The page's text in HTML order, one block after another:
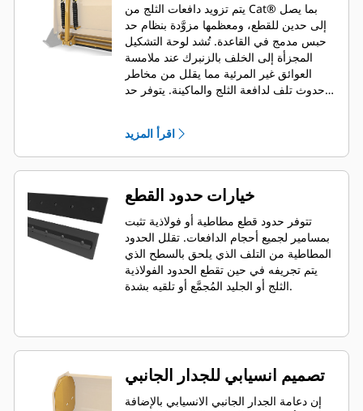
يتم تزويد دافعات الثلج من Cat® بما يصل
إلى حدين للقطع، ومعظمها مزوَّدة بنظام حد
حبس مدمج في القاعدة. تُشد لوحة التشكيل
المجزأة إلى الخلف بالزنبرك عند ملامسة
العوائق غير المرئية مما يقلل من مخاطر
حدوث تلف لدافعة الثلج والماكينة. يتوفر حد
قدمًا) تناسب جميع الموديلات التي تستخدم
قارنة توصيل انزلاقية.
اقرأ المزيد
خيارات حدود القطع
تتوفر حدود قطع مطاطية أو فولاذية تثبت
بمسامير لجميع أحجام الدافعات. تقلل الحدود
المطاطية من التلف الذي يلحق بالسطح الذي
يتم تجريفه في حين تقطع الحدود الفولاذية
الثلج أو الجليد المُجمَّع أو تلقيه بشدة.
تصميم انسيابي للجدار الجانبي
إن دعامة الجدار الجانبي الانسيابي بالإضافة